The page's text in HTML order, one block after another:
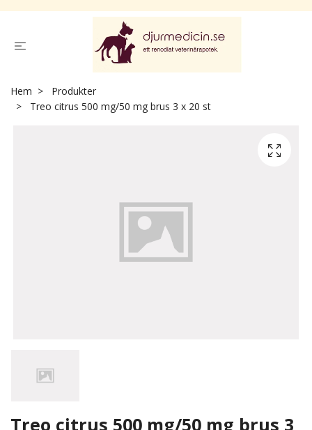
Hem
Produkter
Treo citrus 500 mg/50 mg brus 3 x 20 st
Treo citrus 500 mg/50 mg brus 3